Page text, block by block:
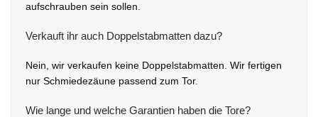
aufschrauben sein sollen.
Verkauft ihr auch Doppelstabmatten dazu?
Nein, wir verkaufen keine Doppelstabmatten. Wir fertigen
nur Schmiedezäune passend zum Tor.
Wie lange und welche Garantien haben die Tore?